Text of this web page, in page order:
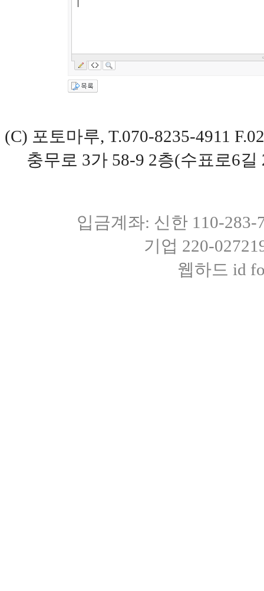
(C) 포토마루, T.070-8235-4911
충무로 3가 58-9 2층(수표로6
입금계좌: 신한 110-
기업 220-
웹하드 id